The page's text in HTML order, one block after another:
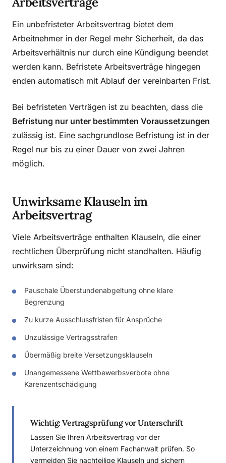
Ein unbefristeter Arbeitsvertrag bietet dem
Arbeitnehmer in der Regel mehr Sicherheit, da das
Arbeitsverhältnis nur durch eine Kündigung beendet
werden kann. Befristete Arbeitsverträge hingegen
enden automatisch mit Ablauf der vereinbarten Frist.
Bei befristeten Verträgen ist zu beachten, dass die
Befristung nur unter bestimmten Voraussetzungen
zulässig ist. Eine sachgrundlose Befristung ist in der
Regel nur bis zu einer Dauer von zwei Jahren
möglich.
Unwirksame Klauseln im
Arbeitsvertrag
Viele Arbeitsverträge enthalten Klauseln, die einer
rechtlichen Überprüfung nicht standhalten. Häufig
unwirksam sind:
Pauschale Überstundenabgeltung ohne klare
Begrenzung
Zu kurze Ausschlussfristen für Ansprüche
Unzulässige Vertragsstrafen
Übermäßig breite Versetzungsklauseln
Unangemessene Wettbewerbsverbote ohne
Karenzentschädigung
Wichtig: Vertragsprüfung vor Unterschrift
Lassen Sie Ihren Arbeitsvertrag vor der
Unterzeichnung von einem Fachanwalt prüfen. So
vermeiden Sie nachteilige Klauseln und sichern